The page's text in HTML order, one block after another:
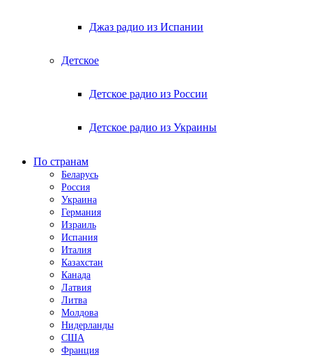
Джаз радио из Испании
Детское
Детское радио из России
Детское радио из Украины
По странам
Беларусь
Россия
Украина
Германия
Израиль
Испания
Италия
Казахстан
Канада
Латвия
Литва
Молдова
Нидерланды
США
Франция